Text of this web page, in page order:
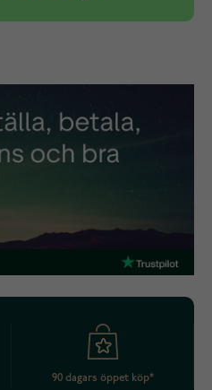
90 dagars öppet köp*